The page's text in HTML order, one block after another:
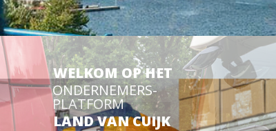
WELKOM OP HET
ONDERNEMERS-
PLATFORM
LAND VAN CUIJK